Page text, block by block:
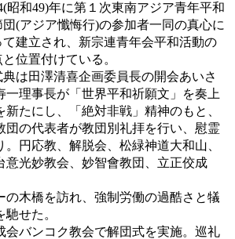
昭和49)年に第１次東南アジア青年平和
団(アジア懺悔行)の参加者一同の真心に
て建立され、新宗連青年会平和活動の
と位置付けている。
は田澤清喜企画委員長の開会あいさ
理事長が「世界平和祈願文」を奏上
たにし、「絶対非戦」精神のもと、
の代表者が教団別礼拝を行い、慰霊
円応教、解脱会、松緑神道大和山、
光妙教会、妙智會教団、立正佼成
木橋を訪れ、強制労働の過酷さと犠
せた。
バンコク教会で解団式を実施。巡礼